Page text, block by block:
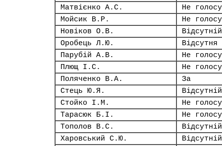
Матвієнко А.С.
Не
Мойсик В.Р.
Не
Новіков О.В.
Відсутній
Оробець Л.Ю.
Відсутня
Парубій А.В.
Не
Плющ І.С.
Не
Поляченко В.А.
За
Стець Ю.Я.
Відсутній
Стойко І.М.
Не
Тарасюк Б.І.
Не
Тополов В.С.
Відсутній
Харовський С.Ю.
Відсутній